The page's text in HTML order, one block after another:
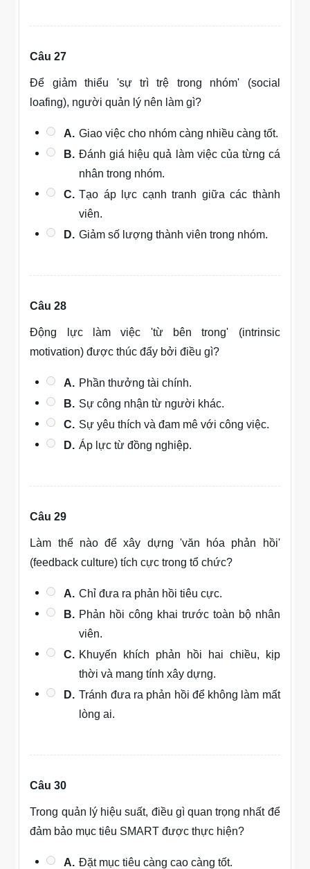
Câu 27
Để giảm thiểu 'sự trì trệ trong nhóm' (social
loafing), người quản lý nên làm gì?
A. Giao việc cho nhóm càng nhiều càng tốt.
B. Đánh giá hiệu quả làm việc của từng cá
nhân trong nhóm.
C. Tạo áp lực cạnh tranh giữa các thành
viên.
D. Giảm số lượng thành viên trong nhóm.
Câu 28
Động lực làm việc 'từ bên trong' (intrinsic
motivation) được thúc đẩy bởi điều gì?
A. Phần thưởng tài chính.
B. Sự công nhận từ người khác.
C. Sự yêu thích và đam mê với công việc.
D. Áp lực từ đồng nghiệp.
Câu 29
Làm thế nào để xây dựng 'văn hóa phản hồi'
(feedback culture) tích cực trong tổ chức?
A. Chỉ đưa ra phản hồi tiêu cực.
B. Phản hồi công khai trước toàn bộ nhân
viên.
C. Khuyến khích phản hồi hai chiều, kịp
thời và mang tính xây dựng.
D. Tránh đưa ra phản hồi để không làm mất
lòng ai.
Câu 30
Trong quản lý hiệu suất, điều gì quan trọng nhất để
đảm bảo mục tiêu SMART được thực hiện?
A. Đặt mục tiêu càng cao càng tốt.